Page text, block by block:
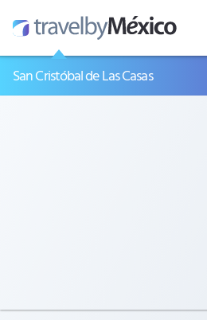
San Cristóbal de Las Casas